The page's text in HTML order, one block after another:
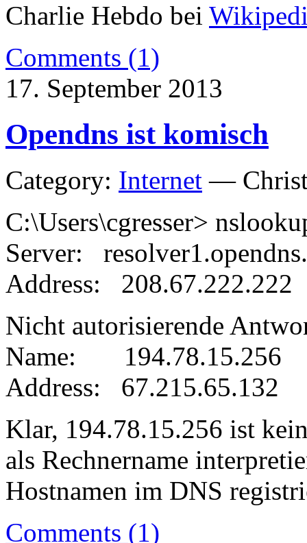
Charlie Hebdo bei
Comments (1)
17. September 2013
Opendns ist komisch
Category: Internet —
C:\Users\cgresser>
Server:
Address: 208.67.222.222
Nicht autorisierende
Name: 194.78.15.256
Address: 67.215.65.132
Klar, 194.78.15.256 ist
als Rechnername
Hostnamen im DNS
Comments (1)